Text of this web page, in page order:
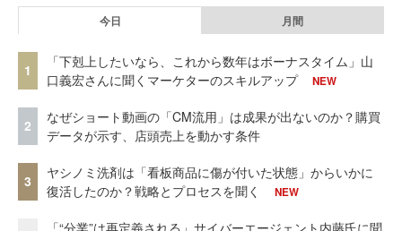
今日 月間
1
「下剋上したいなら、これから数年はボーナスタイム」山
口義宏さんに聞くマーケターのスキルアップ
NEW
2
なぜショート動画の「CM流用」は成果が出ないのか？購買
データが示す、店頭売上を動かす条件
3
ヤシノミ洗剤は「看板商品に傷が付いた状態」からいかに
復活したのか？戦略とプロセスを聞く
NEW
「“分業”は再定義される」サイバーエージェント内藤氏に聞